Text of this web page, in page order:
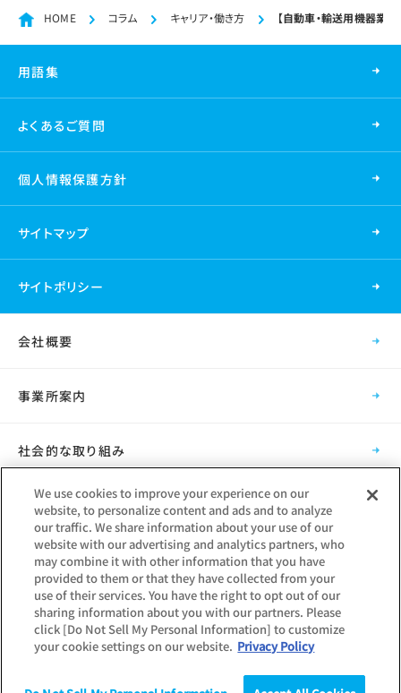
HOME コラム キャリア・働き方 【自動車・輸送用機器業
用語集
よくあるご質問
個人情報保護方針
サイトマップ
サイトポリシー
Copyright © Mynavi Corporation
会社概要
事業所案内
社会的な取り組み
採用情報
グループ会社
We use cookies to improve your experience on our
website, to personalize content and ads and to analyze
our traffic. We share information about your use of our
website with our advertising and analytics partners, who
may combine it with other information that you have
provided to them or that they have collected from your
use of their services. You have the right to opt out of our
sharing information about you with our partners. Please
click [Do Not Sell My Personal Information] to customize
your cookie settings on our website. Privacy Policy